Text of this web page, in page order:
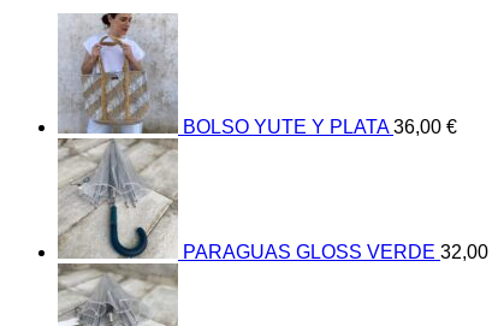
BOLSO YUTE Y PLATA 36,00 €
PARAGUAS GLOSS VERDE 32,00